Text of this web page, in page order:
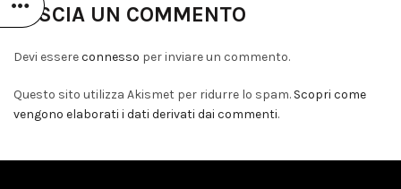
LASCIA UN COMMENTO
Devi essereconnesso per inviare un commento.
Questo sito utilizza Akismet per ridurre lo spam. Scopri come
vengono elaborati i dati derivati dai commenti.